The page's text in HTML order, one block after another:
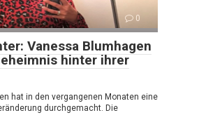
0
Vanessa Blumhagen
hinter ihrer
hat in den vergangenen Monaten eine
durchgemacht. Die